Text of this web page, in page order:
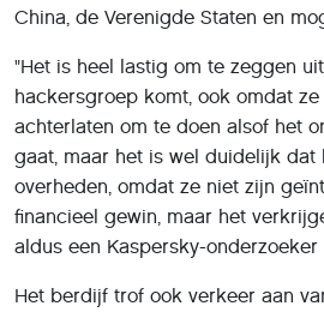
China, de Verenigde Staten en
"Het is heel lastig om te zeggen
hackersgroep komt, ook omdat
achterlaten om te doen alsof het
gaat, maar het is wel duidelijk dat
overheden, omdat ze niet zijn
financieel gewin, maar het
aldus een Kaspersky-onderzoeker
Het berdijf trof ook verkeer aan